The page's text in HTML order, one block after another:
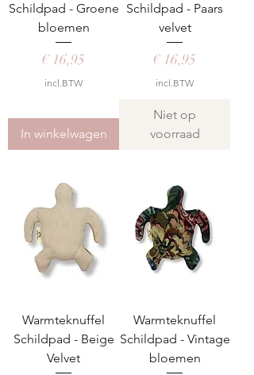
Schildpad - Groene
bloemen
Prijs
€ 16,95
incl.BTW
In winkelwagen
Schildpad - Paars
velvet
Prijs
€ 16,95
incl.BTW
Niet op
voorraad
Warmteknuffel
Schildpad - Beige
Velvet
Warmteknuffel
Schildpad - Vintage
bloemen